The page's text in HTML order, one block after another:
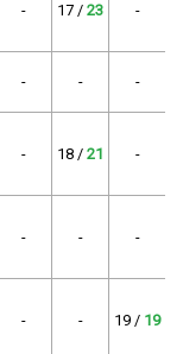
- 17 / 23 -
- - -
- 18 / 21 -
- - -
- - 19 / 19